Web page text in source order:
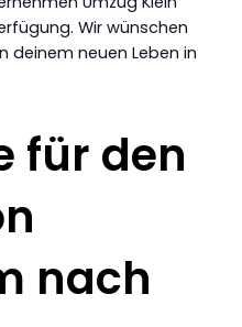
Wir wünschen
deinem neuen Leben in
für den
nach